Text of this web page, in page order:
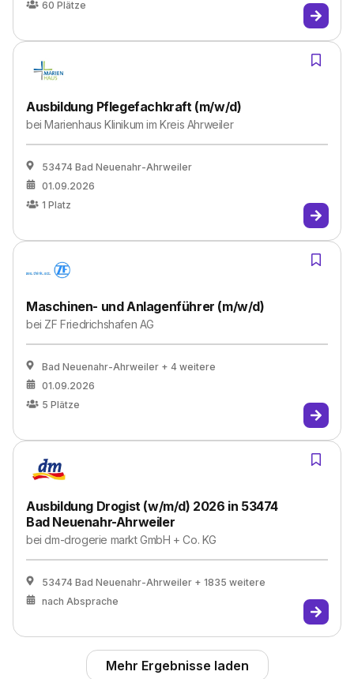
60 Plätze
Ausbildung Pflegefachkraft (m/w/d)
beiMarienhaus Klinikum im Kreis Ahrweiler
53474 Bad Neuenahr-Ahrweiler
01.09.2026
1 Platz
Maschinen- und Anlagenführer (m/w/d)
bei ZF Friedrichshafen AG
Bad Neuenahr-Ahrweiler + 4 weitere
01.09.2026
5 Plätze
Ausbildung Drogist (w/m/d) 2026 in 53474
Bad Neuenahr-Ahrweiler
beidm-drogerie markt GmbH + Co. KG
53474 Bad Neuenahr-Ahrweiler + 1835 weitere
nach Absprache
Mehr Ergebnisse laden